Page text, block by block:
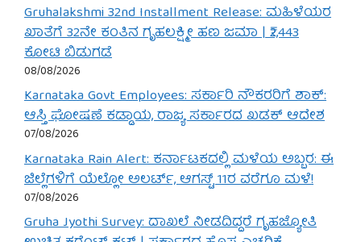
Gruhalakshmi 32nd Installment Release: ಮಹಿಳೆಯರ
ಖಾತೆಗೆ 32ನೇ ಕಂತಿನ ಗೃಹಲಕ್ಷ್ಮೀ ಹಣ ಜಮಾ | ₹2,443
ಕೋಟಿ ಬಿಡುಗಡೆ
08/08/2026
Karnataka Govt Employees: ಸರ್ಕಾರಿ ನೌಕರರಿಗೆ ಶಾಕ್:
ಆಸ್ತಿ ಘೋಷಣೆ ಕಡ್ಡಾಯ, ರಾಜ್ಯ ಸರ್ಕಾರದ ಖಡಕ್ ಆದೇಶ
07/08/2026
Karnataka Rain Alert: ಕರ್ನಾಟಕದಲ್ಲಿ ಮಳೆಯ ಅಬ್ಬರ: ಈ
ಜಿಲ್ಲೆಗಳಿಗೆ ಯೆಲ್ಲೋ ಅಲರ್ಟ್, ಆಗಸ್ಟ್ 11ರ ವರೆಗೂ ಮಳೆ!
07/08/2026
Gruha Jyothi Survey: ದಾಖಲೆ ನೀಡದಿದ್ದರೆ ಗೃಹಜ್ಯೋತಿ